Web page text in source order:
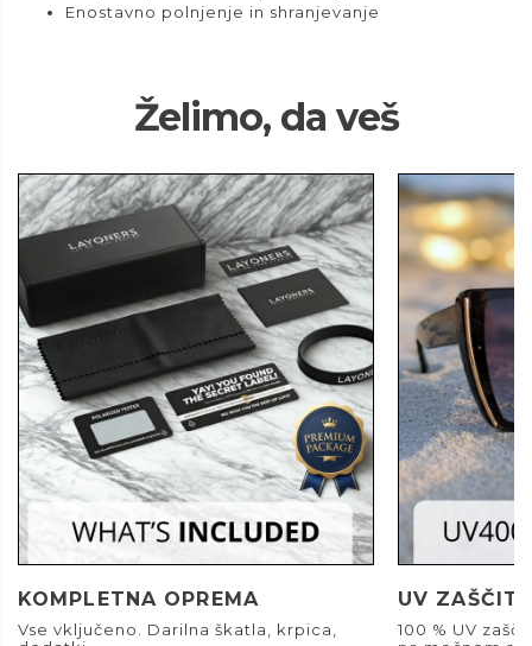
Enostavno polnjenje in shranjevanje
Želimo, da veš
KOMPLETNA OPREMA
Vse vključeno. Darilna škatla, krpica,
UV
100 % UV